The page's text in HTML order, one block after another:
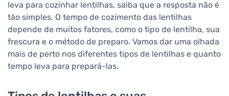
leva para cozinhar lentilhas, saiba que a resposta não é
tão simples. O tempo de cozimento das lentilhas
depende de muitos fatores, como o tipo de lentilha, sua
frescura e o método de preparo. Vamos dar uma olhada
mais de perto nos diferentes tipos de lentilhas e quanto
tempo leva para prepará-las.